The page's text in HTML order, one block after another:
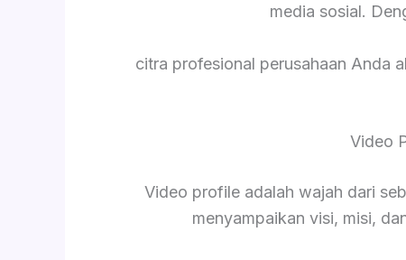
media sosial.
citra profesional perusahaan Anda
Video
Video profile adalah wajah dari
menyampaikan visi, misi,